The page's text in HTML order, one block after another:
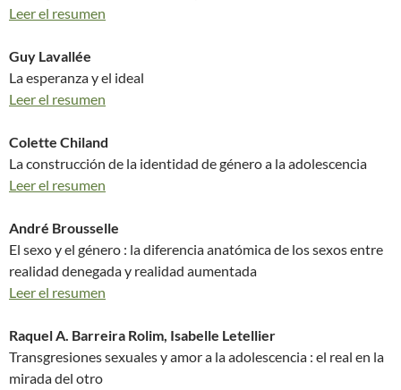
Leer el resumen
Guy Lavallée
La esperanza y el ideal
Leer el resumen
Colette Chiland
La construcción de la identidad de género a la adolescencia
Leer el resumen
André Brousselle
El sexo y el género : la diferencia anatómica de los sexos entre
realidad denegada y realidad aumentada
Leer el resumen
Raquel A. Barreira Rolim, Isabelle Letellier
Transgresiones sexuales y amor a la adolescencia : el real en la
mirada del otro